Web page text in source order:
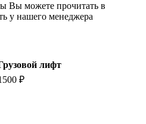
Вы можете прочитать в
у нашего менеджера
лифт
₽